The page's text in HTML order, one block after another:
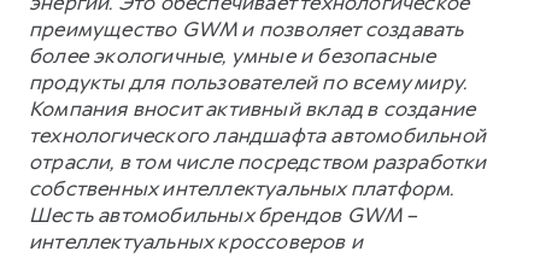
преимущество GWM и позволяет создавать
более экологичные, умные и безопасные
продукты для пользователей по всему миру.
Компания вносит активный вклад в создание
технологического ландшафта автомобильной
отрасли, в том числе посредством разработки
собственных интеллектуальных платформ.
Шесть автомобильных брендов GWM –
интеллектуальных кроссоверов и